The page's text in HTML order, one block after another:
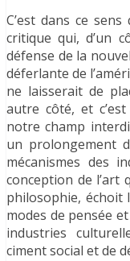
C’est dans ce sens
critique qui, d’un
défense de la
déferlante de
ne laisserait de
autre côté, et
notre champ
un prolongement
mécanismes des
conception de l’art
philosophie, échoit
modes de pensée
industries
ciment social et de